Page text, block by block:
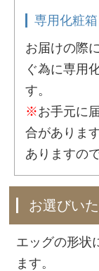
専用化粧箱
お届けの際
ぐ為に専用
す。
※お手元に
合がありま
ありますの
お選びい
エッグの形状
ます。